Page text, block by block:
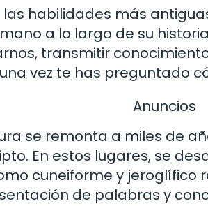
las habilidades más
a lo largo de su
transmitir
vez te has preguntado
Anuncios
se remonta a miles de
En estos lugares, se
cuneiforme y jeroglífico
de palabras y